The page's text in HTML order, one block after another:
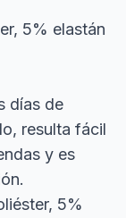
5% elastán
días de
resulta fácil
y es
5%